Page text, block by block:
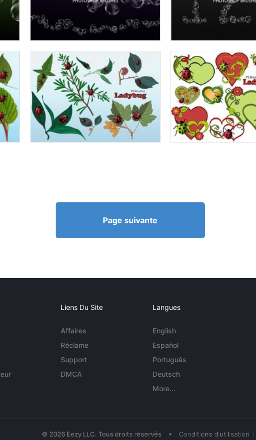
Page suivante
Liens Du Site
Affaires
Réclame
Support
DMCA
Langues
English
Español
Português
Deutsch
More...
© 2026 Eezy LLC. Tous droits réservés • Conditions d'utilisation